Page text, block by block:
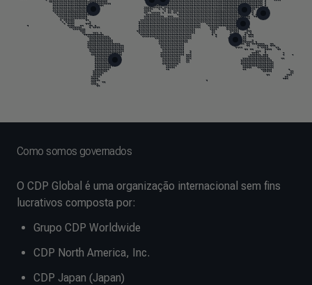
Como somos governados
O CDP Global é uma organização internacional sem fins
lucrativos composta por:
Grupo CDP Worldwide
CDP North America, Inc.
CDP Japan (Japan)